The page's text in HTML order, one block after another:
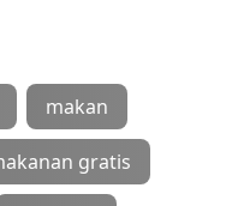
makan
gratis